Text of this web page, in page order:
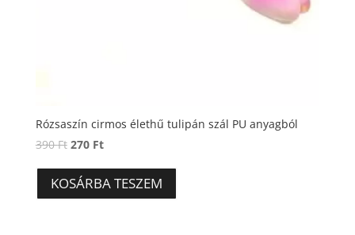
Rózsaszín cirmos élethű tulipán szál PU anyagból
390Ft Original
was:
390 Ft.
270 FtCurrent
is:
270 Ft.
KOSÁRBA TESZEM